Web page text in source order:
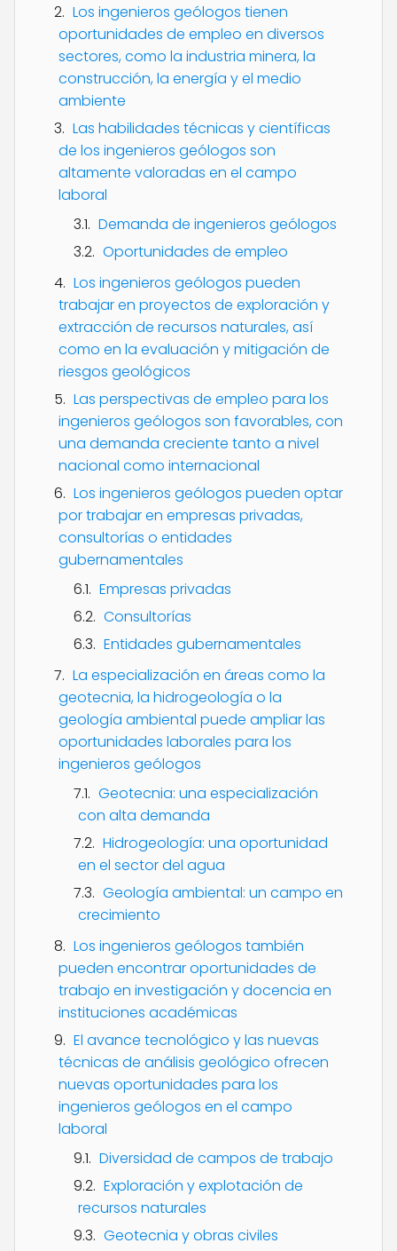
Los ingenieros geólogos tienen
oportunidades de empleo en diversos
sectores, como la industria minera, la
construcción, la energía y el medio
ambiente
Las habilidades técnicas y científicas
de los ingenieros geólogos son
altamente valoradas en el campo
laboral
Demanda de ingenieros geólogos
Oportunidades de empleo
Los ingenieros geólogos pueden
trabajar en proyectos de exploración y
extracción de recursos naturales, así
como en la evaluación y mitigación de
riesgos geológicos
Las perspectivas de empleo para los
ingenieros geólogos son favorables, con
una demanda creciente tanto a nivel
nacional como internacional
Los ingenieros geólogos pueden optar
por trabajar en empresas privadas,
consultorías o entidades
gubernamentales
Empresas privadas
Consultorías
Entidades gubernamentales
La especialización en áreas como la
geotecnia, la hidrogeología o la
geología ambiental puede ampliar las
oportunidades laborales para los
ingenieros geólogos
Geotecnia: una especialización
con alta demanda
Hidrogeología: una oportunidad
en el sector del agua
Geología ambiental: un campo en
crecimiento
Los ingenieros geólogos también
pueden encontrar oportunidades de
trabajo en investigación y docencia en
instituciones académicas
El avance tecnológico y las nuevas
técnicas de análisis geológico ofrecen
nuevas oportunidades para los
ingenieros geólogos en el campo
laboral
Diversidad de campos de trabajo
Exploración y explotación de
recursos naturales
Geotecnia y obras civiles